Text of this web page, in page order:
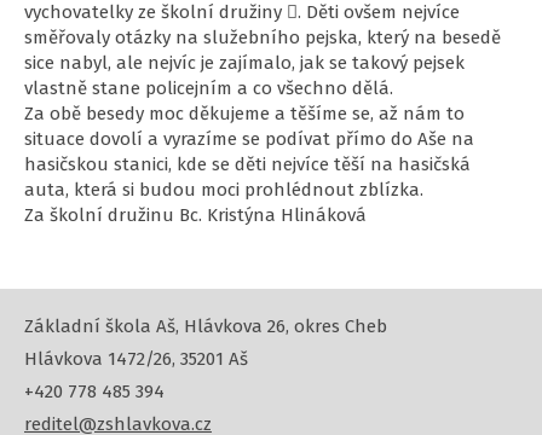
vychovatelky ze školní družiny . Děti ovšem nejvíce
směřovaly otázky na služebního pejska, který na besedě
sice nabyl, ale nejvíc je zajímalo, jak se takový pejsek
vlastně stane policejním a co všechno dělá.
Za obě besedy moc děkujeme a těšíme se, až nám to
situace dovolí a vyrazíme se podívat přímo do Aše na
hasičskou stanici, kde se děti nejvíce těší na hasičská
auta, která si budou moci prohlédnout zblízka.
Za školní družinu Bc. Kristýna Hlináková
Základní škola Aš, Hlávkova 26, okres Cheb
Hlávkova 1472/26, 35201 Aš
+420 778 485 394
reditel@zshlavkova.cz